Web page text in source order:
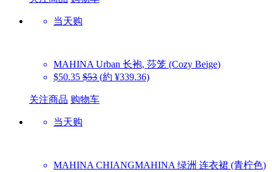
当天购
MAHINA Urban 长袍, 莎笼 (Cozy Beige)
$50.35 $53 (約 ¥339.36)
关注商品 购物车
当天购
MAHINA CHIANGMAHINA 绿洲 连衣裙 (青柠色)